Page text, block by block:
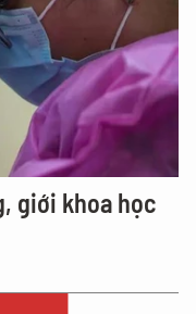
giới khoa học